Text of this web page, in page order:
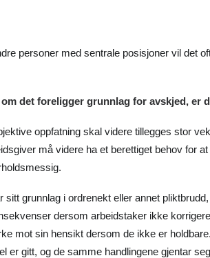
personer med sentrale posisjoner vil det
det foreligger grunnlag for avskjed,
oppfatning skal videre tillegges stor
må videre ha et berettiget behov for
sitt grunnlag i ordrenekt eller annet
dersom arbeidstaker ikke
mot sin hensikt dersom de ikke er
er gitt, og de samme handlingene gjentar